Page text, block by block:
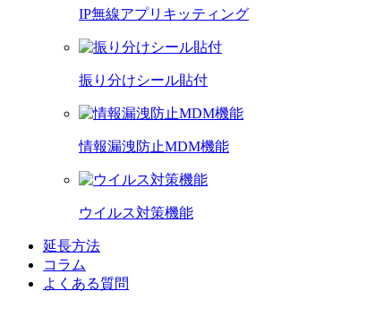
IP無線アプリキッティング
振り分けシール貼付
情報漏洩防止MDM機能
ウイルス対策機能
延長方法
コラム
よくある質問